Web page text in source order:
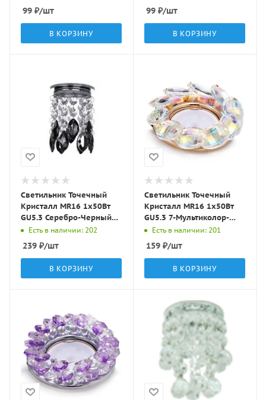
99 ₽/шт
В КОРЗИНУ
99 ₽/шт
В КОРЗИНУ
Светильник Точечный
Кристалл MR16 1х50Вт
GU5.3 Серебро-Черный
D90х75мм IP20 C5305
Есть в наличии: 202
239 ₽/шт
В КОРЗИНУ
Светильник Точечный
Кристалл MR16 1х50Вт
GU5.3 7-Мультиколор-
Золото D85х25мм IP20
C5008 LBT
Есть в наличии: 201
159 ₽/шт
В КОРЗИНУ